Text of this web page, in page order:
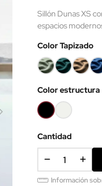
Sillón Dunas XS
espacios
Color Tapizado
Verde
198
Verde
47
Taupe
132
Color estructura
NegroBlanco
Cantidad
Información